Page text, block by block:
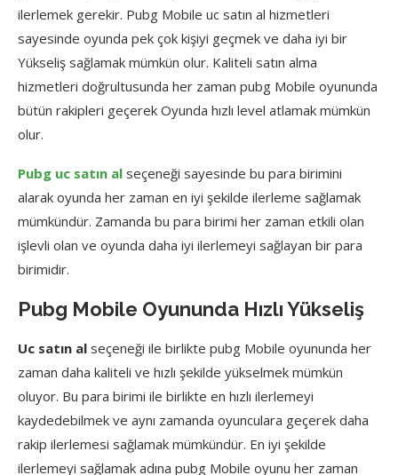
ilerlemek gerekir. Pubg Mobile uc satın al hizmetleri
sayesinde oyunda pek çok kişiyi geçmek ve daha iyi bir
Yükseliş sağlamak mümkün olur. Kaliteli satın alma
hizmetleri doğrultusunda her zaman pubg Mobile oyununda
bütün rakipleri geçerek Oyunda hızlı level atlamak mümkün
olur.
Pubg uc satın al seçeneği sayesinde bu para birimini
alarak oyunda her zaman en iyi şekilde ilerleme sağlamak
mümkündür. Zamanda bu para birimi her zaman etkili olan
işlevli olan ve oyunda daha iyi ilerlemeyi sağlayan bir para
birimidir.
Pubg Mobile Oyununda Hızlı Yükseliş
Uc satın al seçeneği ile birlikte pubg Mobile oyununda her
zaman daha kaliteli ve hızlı şekilde yükselmek mümkün
oluyor. Bu para birimi ile birlikte en hızlı ilerlemeyi
kaydedebilmek ve aynı zamanda oyunculara geçerek daha
rakip ilerlemesi sağlamak mümkündür. En iyi şekilde
ilerlemeyi sağlamak adına pubg Mobile oyunu her zaman